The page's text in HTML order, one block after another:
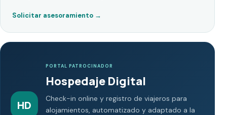
Solicitar asesoramiento →
HD
PORTAL PATROCINADOR
Hospedaje Digital
Check-in online y registro de viajeros para
alojamientos, automatizado y adaptado a la